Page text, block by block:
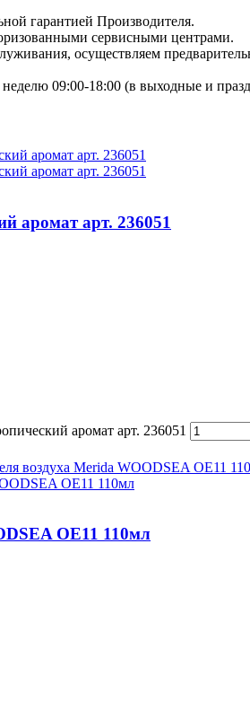
гарантией Производителя.
сервисными центрами.
осуществляем
09:00-18:00 (в выходные и
аромат арт. 236051
аромат арт. 236051
OE11 110мл